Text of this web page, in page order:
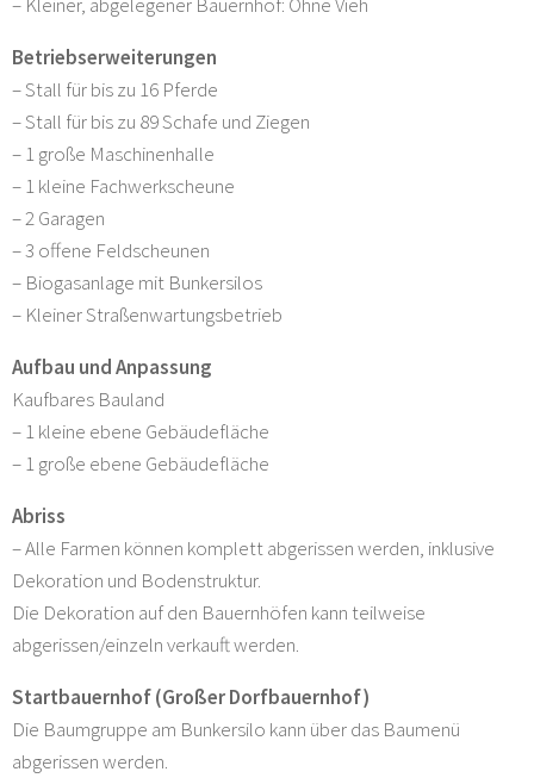
Betriebserweiterungen
– Stall für bis zu 16 Pferde
– Stall für bis zu 89 Schafe und Ziegen
– 1 große Maschinenhalle
– 1 kleine Fachwerkscheune
– 2 Garagen
– 3 offene Feldscheunen
– Biogasanlage mit Bunkersilos
– Kleiner Straßenwartungsbetrieb
Aufbau und Anpassung
Kaufbares Bauland
– 1 kleine ebene Gebäudefläche
– 1 große ebene Gebäudefläche
Abriss
– Alle Farmen können komplett abgerissen werden, inklusive
Dekoration und Bodenstruktur.
Die Dekoration auf den Bauernhöfen kann teilweise
abgerissen/einzeln verkauft werden.
Startbauernhof (Großer Dorfbauernhof)
Die Baumgruppe am Bunkersilo kann über das Baumenü
abgerissen werden.